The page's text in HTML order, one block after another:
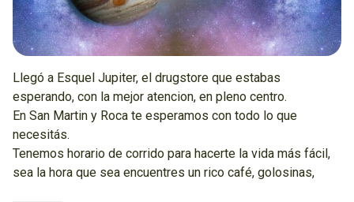
Llegó a Esquel Jupiter, el drugstore que estabas
esperando, con la mejor atencion, en pleno centro.
En San Martin y Roca te esperamos con todo lo que
necesitás.
Tenemos horario de corrido para hacerte la vida más fácil,
sea la hora que sea encuentres un rico café, golosinas,